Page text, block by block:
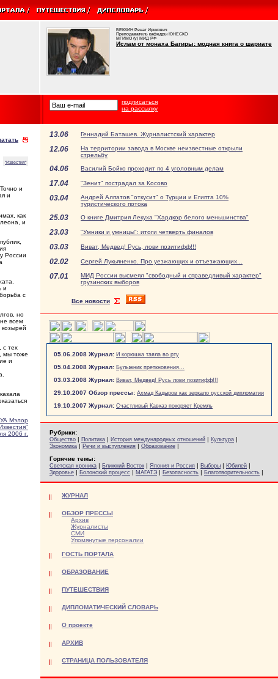
БЕККИН Ренат Ирикович
Преподаватель кафедры ЮНЕСКО
МГИМО (у) МИД РФ
Ислам от монаха Багиры: модная книга о шариате
подписаться
на рассылку
"Известия"
и
и
как
и
России
и
с
но
всем
с тех
мы тоже
и
Мэлор
2006 г.
13.06 Геннадий Баташев. Журналистский характер
12.06
На территории завода в Москве неизвестные открыли
стрельбу
04.06 Василий Бойко проходит по 4 уголовным делам
17.04 "Зенит" пострадал за Косово
03.04
Андрей Алпатов "откусит" о Турции и Египта 10%
туристического потока
25.03 О книге Дмитрия Лекуха "Хардкор белого меньшинства"
23.03 "Умники и умницы": итоги четверть финалов
03.03 Виват, Медвед! Русь, лови позитифф!!!
02.02 Сергей Лукьяненко. Про уезжающих и отъезжающих...
07.01
МИД России высмеял "свободный и справедливый характер"
грузинских выборов
Все новости
05.06.2008 Журнал: И корюшка таяла во рту
05.04.2008 Журнал: Булыжник преткновения...
03.03.2008 Журнал: Виват, Медвед! Русь лови позитифф!!!
29.10.2007 Обзор прессы: Ахмад Кадыров как зеркало русской дипломатии
19.10.2007 Журнал: Счастливый Кавказ покоряет Кремль
Рубрики:
Общество | Политика | История международных отношений | Культура |
Экономика | Речи и выступления | Образование |
Горячие темы:
Светская хроника | Ближний Восток | Япония и Россия | Выборы | Юбилей |
Здоровье | Болонский процесс | МАГАТЭ | Безопасность | Благотворительность |
ЖУРНАЛ
ОБЗОР ПРЕССЫ
Архив
Журналисты
СМИ
Упомянутые персоналии
ГОСТЬ ПОРТАЛА
ОБРАЗОВАНИЕ
ПУТЕШЕСТВИЯ
ДИПЛОМАТИЧЕСКИЙ СЛОВАРЬ
О проекте
АРХИВ
СТРАНИЦА ПОЛЬЗОВАТЕЛЯ